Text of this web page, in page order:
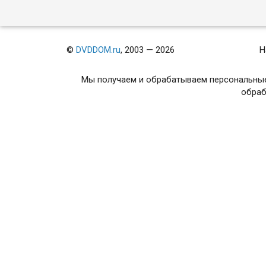
©DVDDOM.ru, 2003 — 2026
Мы получаем и обрабатываем